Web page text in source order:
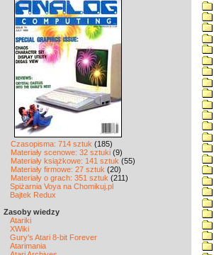
Czasopisma: 714 sztuk (185)
Materiały scenowe: 32 sztuki (9)
Materiały książkowe: 141 sztuk (55)
Materiały firmowe: 27 sztuk (20)
Materiały o grach: 351 sztuk (211)
Spiżarnia Voya na Chomikuj.pl
Bajtek Redux
Zasoby wiedzy
Atariki
XWiki
Gury's Atari 8-bit Forever
Atarimania